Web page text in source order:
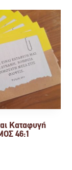
Καταφυγή
46:1